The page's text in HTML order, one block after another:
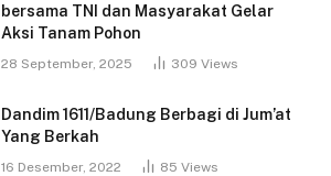
bersama TNI dan Masyarakat Gelar
Aksi Tanam Pohon
28 September, 2025 309 Views
Dandim 1611/Badung Berbagi di Jum’at
Yang Berkah
16 Desember, 2022 85 Views